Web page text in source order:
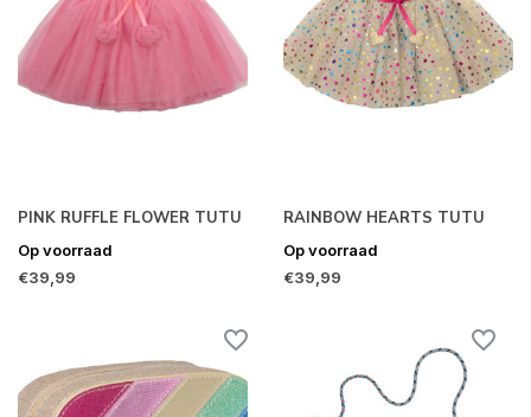
PINK RUFFLE FLOWER TUTU
Op voorraad
€39,99
RAINBOW HEARTS TUTU
Op voorraad
€39,99